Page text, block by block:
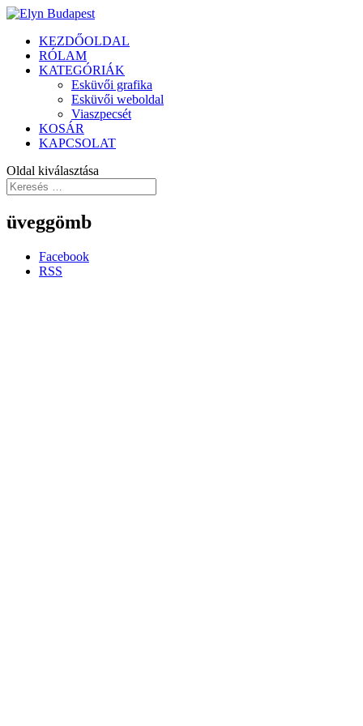
KEZDŐOLDAL
RÓLAM
KATEGÓRIÁK
Esküvői grafika
Esküvői weboldal
Viaszpecsét
KOSÁR
KAPCSOLAT
Oldal kiválasztása
üveggömb
Facebook
RSS